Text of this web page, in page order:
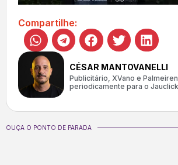
Compartilhe:
CÉSAR MANTOVANELLI
Publicitário, XVano e
periodicamente para o
OUÇA O PONTO DE PARADA